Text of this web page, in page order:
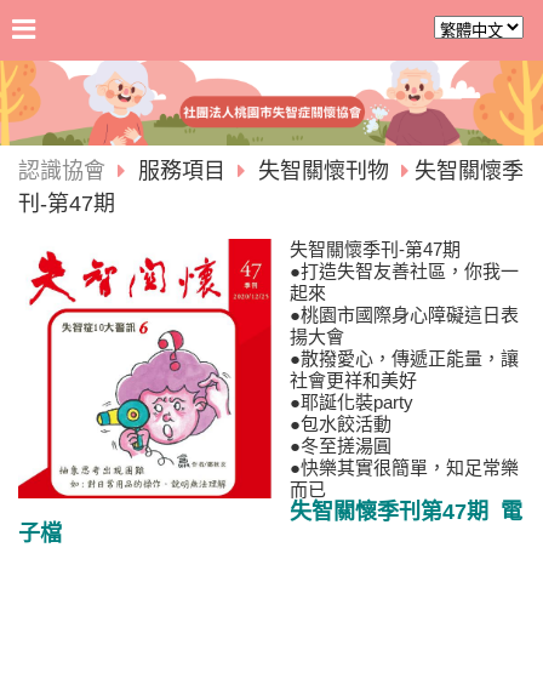
認識協會 服務項目 失智關懷刊物
失智關懷季
刊-第47期
失智關懷季刊-第47期
●打造失智友善社區，你我一
起來
●桃園市國際身心障礙這日表
揚大會
●散撥愛心，傳遞正能量，讓
社會更祥和美好
●耶誕化裝party
●包水餃活動
●冬至搓湯圓
●快樂其實很簡單，知足常樂
而已
失智關懷季刊第47期 電
子檔